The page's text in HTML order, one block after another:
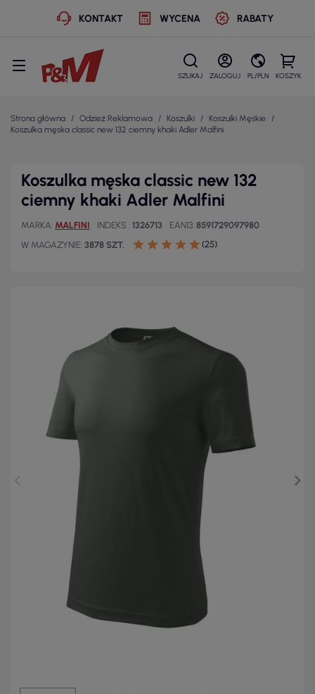
KONTAKT WYCENA RABATY
SZUKAJ ZALOGUJ PL/PLN KOSZYK
Strona główna Odzież Reklamowa Koszulki
Koszulki Męskie
Koszulka męska classic new 132 ciemny khaki Adler Malfini
Koszulka męska classic new 132
ciemny khaki Adler Malfini
MARKA MALFINI INDEKS 1326713 EAN13 8591729097980
W MAGAZYNIE 3878 SZT. (25)